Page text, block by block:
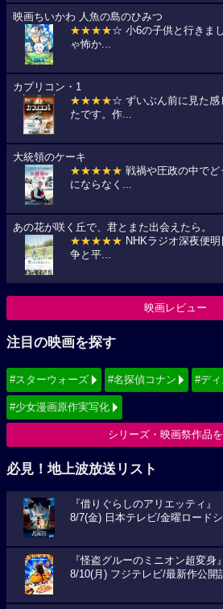
映画ちいかわ 人魚の島のひみつ
★★★★☆ 小6の子供と行きま
ゃ怖か...
カプリコン・1
★★★★☆ ずいぶん前に見た感
たです。作...
大統領のケーキ
★★★★★ 戦禍や圧政の中で
にならなく...
あの花が咲く丘で、君とまた出会えたら。
★★★★★ NHKラジオ深夜便
争と平...
映画レビュー
注目の映画を探す
#スターウォーズ #名探偵コナン #デ
#少女漫画原作実写化
シリーズ・映画祭作品
必見！地上波放送リスト
『借りぐらしのアリエッティ』
8/7(金) 日本テレビ/金曜ロード
『怪盗グルーのミニオン超変身』
8/10(月) フジテレビ/最新作公開